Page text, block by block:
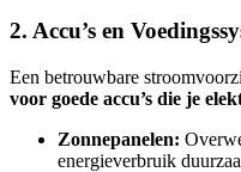
2. Accu’s en
Een betrouwbare
voor goede accu’s die je
Zonnepanelen:
energieverbruik